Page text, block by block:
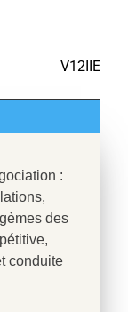
V12IIE
:
des
conduite